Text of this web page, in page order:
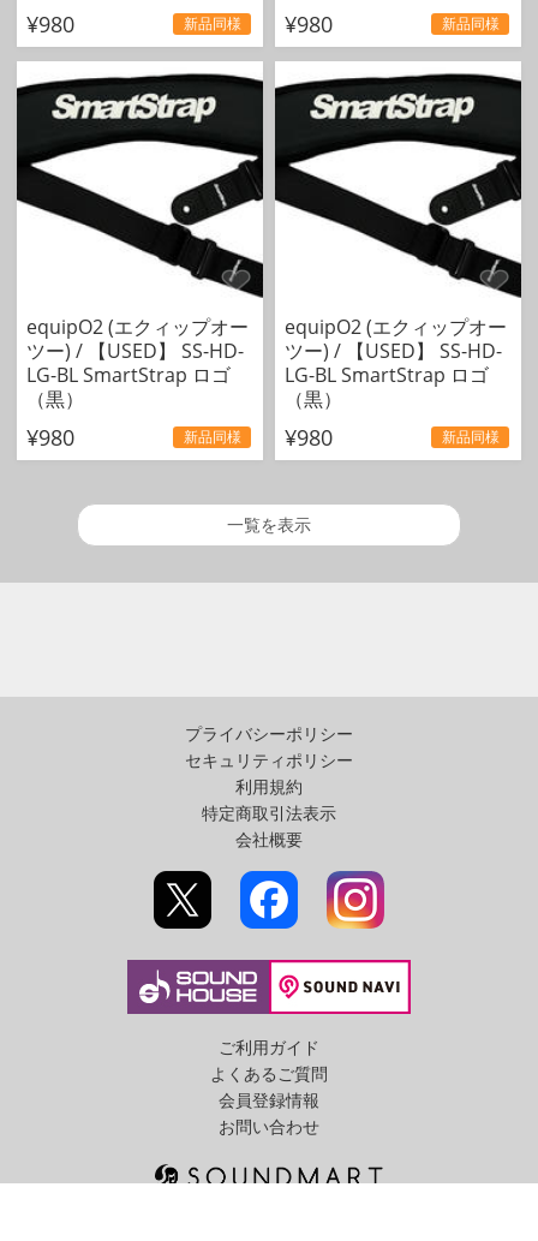
¥980 新品同様 ¥980 新品同様
equipO2 (エクィップオー
ツー) / 【USED】 SS-HD-
LG-BL SmartStrap ロゴ
（黒）
¥980 新品同様
equipO2 (エクィップオー
ツー) / 【USED】 SS-HD-
LG-BL SmartStrap ロゴ
（黒）
¥980 新品同様
一覧を表示
プライバシーポリシー
セキュリティポリシー
利用規約
特定商取引法表示
会社概要
ご利用ガイド
よくあるご質問
会員登録情報
お問い合わせ